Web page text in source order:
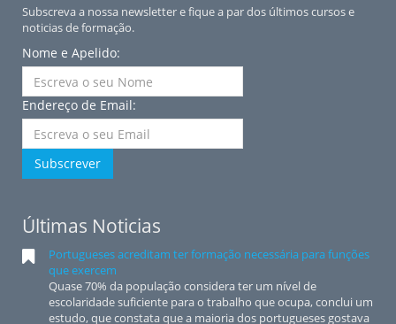
Subscreva a nossa newsletter e fique a par dos últimos cursos e
noticias de formação.
Nome e Apelido:
Endereço de Email:
Subscrever
Últimas Noticias
Portugueses acreditam ter formação necessária para funções
que exercem
Quase 70% da população considera ter um nível de
escolaridade suficiente para o trabalho que ocupa, conclui um
estudo, que constata que a maioria dos portugueses gostava